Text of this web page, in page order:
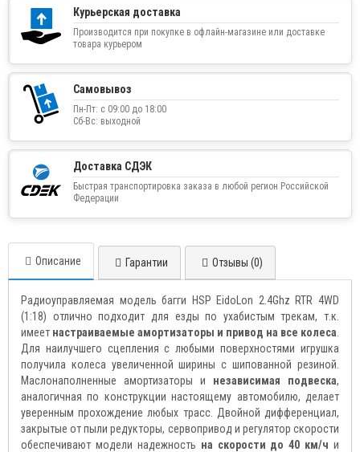
Курьерская доставка
Производится при покупке в офлайн-магазине или доставке
товара курьером
Самовывоз
Пн-Пт: с 09:00 до 18:00
Сб-Вс: выходной
Доставка СДЭК
Быстрая транспортировка заказа в любой регион Российской
Федерации
Описание Гарантии Отзывы (0)
Радиоуправляемая модель багги HSP EidoLon 2.4Ghz RTR 4WD
(1:18) отлично подходит для езды по ухабистым трекам, т.к.
имеет настраиваемые амортизаторы и привод на все колеса
Для наилучшего сцепления с любыми поверхностями игрушка
получила колеса увеличенной ширины с шипованной резиной.
Маслонаполненные амортизаторы и независимая подвеска,
аналогичная по конструкции настоящему автомобилю, делает
уверенным прохождение любых трасс. Двойной дифференциал,
закрытые от пыли редукторы, сервопривод и регулятор скорости
обеспечивают модели надежность на скорости до 40 км/ч и